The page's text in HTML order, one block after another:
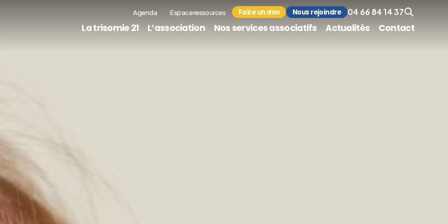
La trisomie 21 L’association Nos services associatifs Actualités Contact
Agenda Espace ressources Faire un don Nous rejoindre 04 66 84 14 37